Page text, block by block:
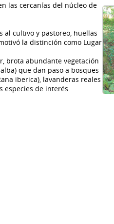
las cercanías del núcleo de
al cultivo y pastoreo, huellas
la distinción como Lugar
brota abundante vegetación
que dan paso a bosques
iberica), lavanderas reales
especies de interés